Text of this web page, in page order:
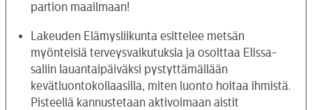
partion maailmaan!
Lakeuden Elämysliikunta esittelee metsän
myönteisiä terveysvaikutuksia ja osoittaa Elissa-
saliin lauantaipäiväksi pystyttämällään
kevätluontokollaasilla, miten luonto hoitaa ihmistä.
Pisteellä kannustetaan aktivoimaan aistit